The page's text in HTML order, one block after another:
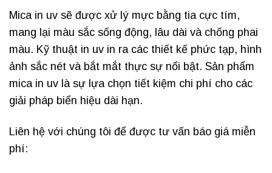
Mica in uv sẽ được xử lý mực bằng tia cực tím,
mang lại màu sắc sống động, lâu dài và chống phai
màu. Kỹ thuật in uv in ra các thiết kế phức tạp, hình
ảnh sắc nét và bắt mắt thực sự nổi bật. Sản phẩm
mica in uv là sự lựa chọn tiết kiệm chi phí cho các
giải pháp biển hiệu dài hạn.
Liên hệ với chúng tôi để được tư vấn báo giá miễn
phí: